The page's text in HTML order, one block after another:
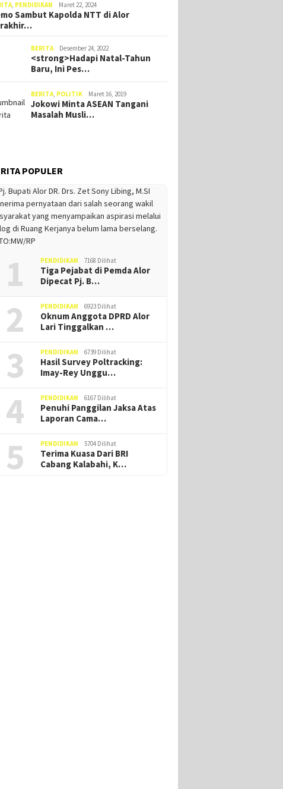
Alor Minta Tambahan
dan Bimtek, Tim
Pemerintah
Berbuat Lebih Demi
Kebaikan Kampung Halaman
, PENDIDIKAN Maret 22, 2024
Sambut Kapolda NTT di Alor
BERITA Desember 24, 2022
<strong>Hadapi Natal-Tahun
Baru, Ini Pes…
BERITA, POLITIK Maret 16, 2019
Jokowi Minta ASEAN Tangani
Masalah Musli…
POPULER
1 PENDIDIKAN 7168 Dilihat
Tiga Pejabat di Pemda Alor
Dipecat Pj. B…
2 PENDIDIKAN 6923 Dilihat
Oknum Anggota DPRD Alor
Lari Tinggalkan …
3 PENDIDIKAN 6739 Dilihat
Hasil Survey Poltracking:
Imay-Rey Unggu…
4 PENDIDIKAN 6167 Dilihat
Penuhi Panggilan Jaksa Atas
Laporan Cama…
5 PENDIDIKAN 5704 Dilihat
Terima Kuasa Dari BRI
Cabang Kalabahi, K…